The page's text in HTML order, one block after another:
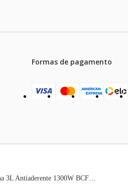
Formas de pagamento
Preços e condições de pagamento